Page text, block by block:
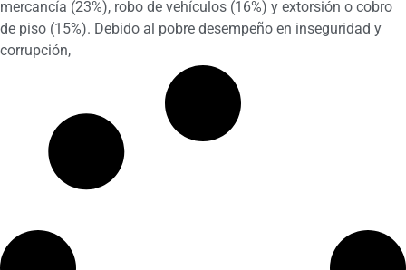
mercancía (23%), robo de vehículos (16%) y extorsión o cobro
de piso (15%). Debido al pobre desempeño en inseguridad y
corrupción,